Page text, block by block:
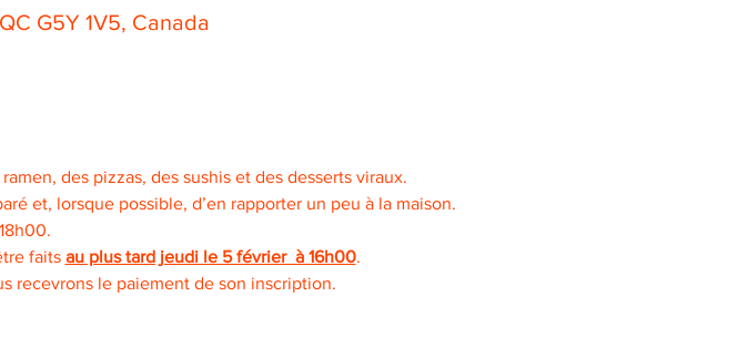
G5Y 1V5, Canada
des pizzas, des sushis et des desserts viraux.
et, lorsque possible, d’en rapporter un peu à la maison.
faits au plus tard jeudi le 5 février  à 16h00.
recevrons le paiement de son inscription.